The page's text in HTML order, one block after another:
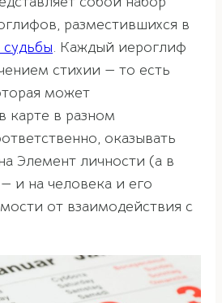
разместившихся в
судьбы. Каждый иероглиф
стихии — то есть
может
карте в разном
оказывать
Элемент личности (а в
и на человека и его
от взаимодействия с